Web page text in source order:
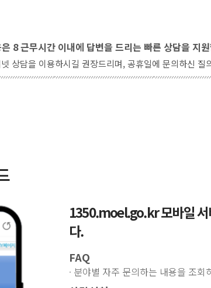
8 근무시간 이내에 답변을 드리는 빠른 상담을 지
상담을 이용하시길 권장드리며, 공휴일에 문의하신
1350.moel.go.kr 모바일 서
다.
FAQ
· 분야별 자주 문의하는 내용을 조회